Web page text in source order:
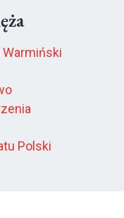
Polski